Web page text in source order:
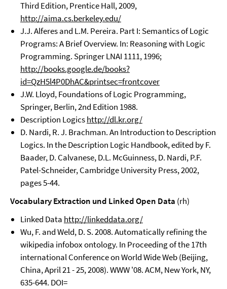
Third Edition, Prentice Hall, 2009,
http://aima.cs.berkeley.edu/
J.J. Alferes and L.M. Pereira. Part I: Semantics of Logic
Programs: A Brief Overview. In: Reasoning with Logic
Programming. Springer LNAI 1111, 1996;
http://books.google.de/books?
id=QzH5l4P0DhAC&printsec=frontcover
J.W. Lloyd, Foundations of Logic Programming,
Springer, Berlin, 2nd Edition 1988.
Description Logicshttp://dl.kr.org/
D. Nardi, R. J. Brachman. An Introduction to Description
Logics. In the Description Logic Handbook, edited by F.
Baader, D. Calvanese, D.L. McGuinness, D. Nardi, P.F.
Patel-Schneider, Cambridge University Press, 2002,
pages 5-44.
Vocabulary Extraction und Linked Open Data (rh)
Linked Data http://linkeddata.org/
Wu, F. and Weld, D. S. 2008. Automatically refining the
wikipedia infobox ontology. In Proceeding of the 17th
international Conference on World Wide Web (Beijing,
China, April 21 - 25, 2008). WWW '08. ACM, New York, NY,
635-644. DOI=